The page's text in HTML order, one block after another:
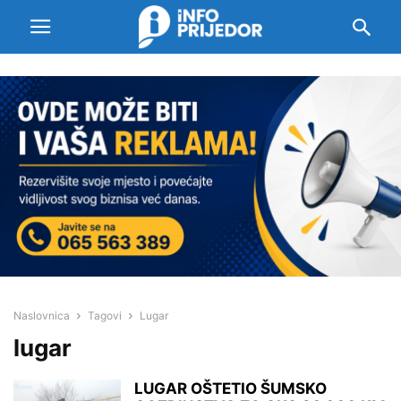
Naslovnica Tagovi Lugar
lugar
LUGAR OŠTETIO ŠUMSKO